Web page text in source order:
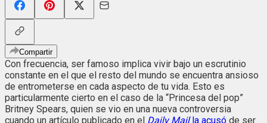
Compartir
Con frecuencia, ser famoso implica vivir bajo un escrutinio
constante en el que el resto del mundo se encuentra ansioso
de entrometerse en cada aspecto de tu vida. Esto es
particularmente cierto en el caso de la “Princesa del pop”
Britney Spears, quien se vio en una nueva controversia
cuando un artículo publicado en el Daily Mailla acusó de ser